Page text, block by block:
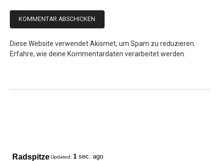
Diese Website verwendet Akismet, um Spam zu reduzieren.
Erfahre, wie deine Kommentardaten verarbeitet werden.